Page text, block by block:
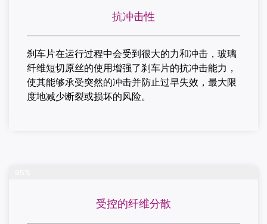
抗冲击性
刹车片在运行过程中会受到很大的力和冲击，玻璃
纤维短切原丝的使用增强了刹车片的抗冲击能力，
使其能够承受突然的冲击并防止过早失效，最大限
度地减少断裂或损坏的风险。
受控的纤维分散